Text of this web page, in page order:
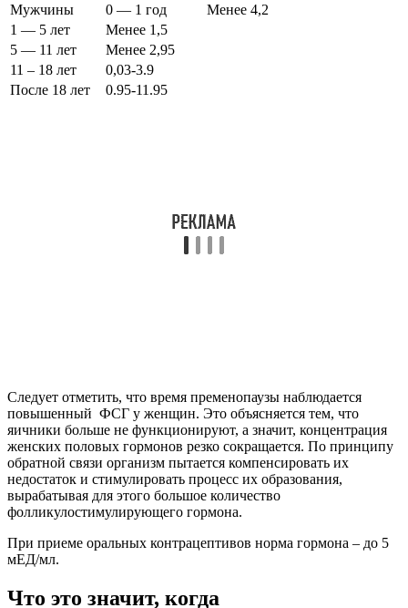
Мужчины
0 — 1 год
Менее 4,2
1 — 5 лет
Менее 1,5
5 — 11 лет
Менее 2,95
11 – 18 лет
0,03-3.9
После 18 лет
0.95-11.95
Следует отметить, что время пременопаузы наблюдается
повышенный ФСГ у женщин. Это объясняется тем, что
яичники больше не функционируют, а значит, концентрация
женских половых гормонов резко сокращается. По принципу
обратной связи организм пытается компенсировать их
недостаток и стимулировать процесс их образования,
вырабатывая для этого большое количество
фолликулостимулирующего гормона.
При приеме оральных контрацептивов норма гормона – до 5
мЕД/мл.
Что это значит, когда